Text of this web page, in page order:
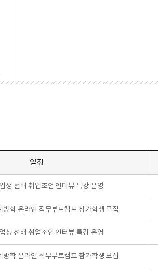
일정
생 선배 취업조언 인터뷰 특강 운영
방학 온라인 직무부트캠프 참가학생 모집
생 선배 취업조언 인터뷰 특강 운영
방학 온라인 직무부트캠프 참가학생 모집